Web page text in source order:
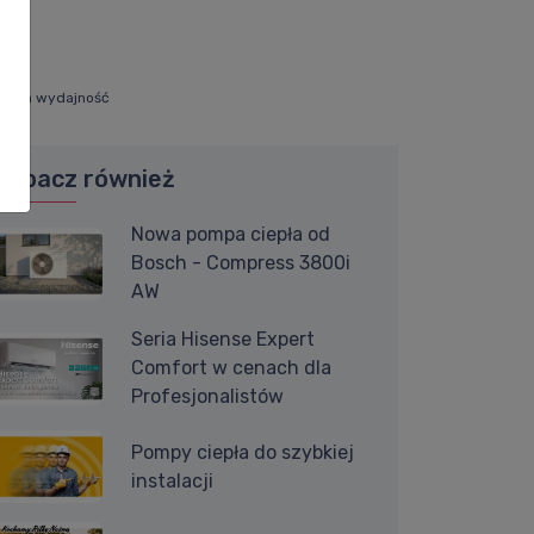
wydajność
Zobacz również
Nowa pompa ciepła od
Bosch - Compress 3800i
AW
Seria Hisense Expert
Comfort w cenach dla
Profesjonalistów
Pompy ciepła do szybkiej
instalacji